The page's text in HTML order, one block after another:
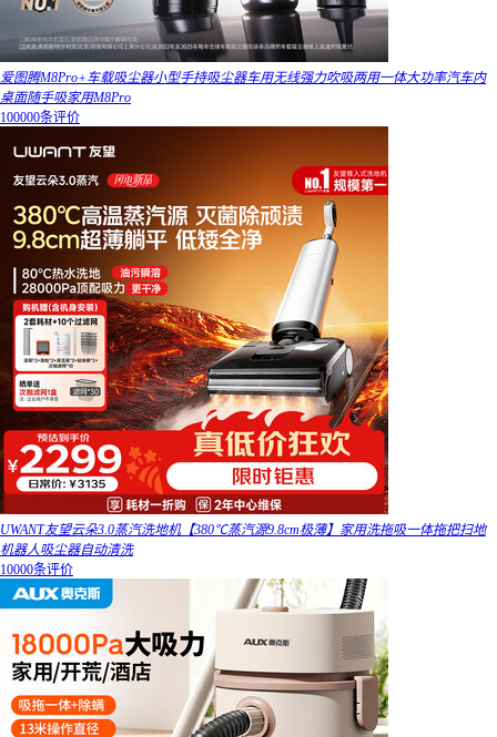
爱图腾M8Pro+车载吸尘器小型手持吸尘器车用无线强力吹吸两用一体大功率汽车内
桌面随手吸家用M8Pro
100000条评价
UWANT友望云朵3.0蒸汽洗地机【380℃蒸汽源9.8cm极薄】家用洗拖吸一体拖把扫地
机器人吸尘器自动清洗
10000条评价